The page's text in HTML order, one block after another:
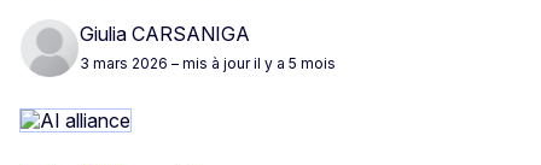
Giulia CARSANIGA
3 mars 2026 – mis à jour il y a 5 mois